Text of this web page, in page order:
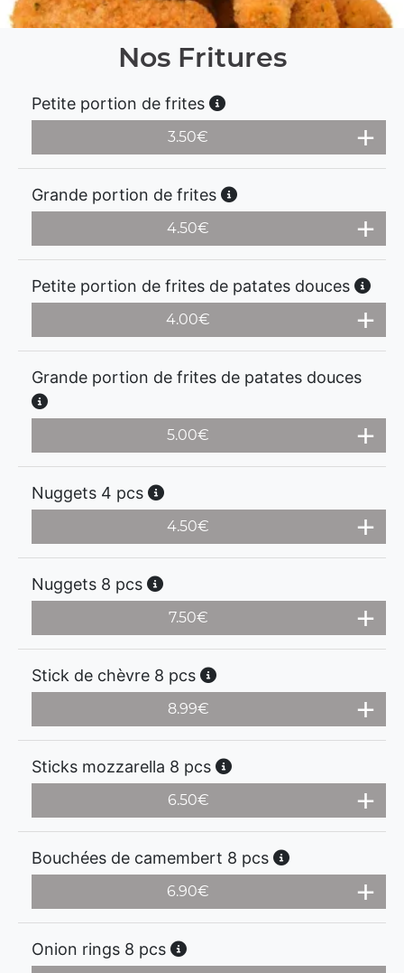
Nos Fritures
Petite portion de frites
3.50€
Grande portion de frites
4.50€
Petite portion de frites de patates douces
4.00€
Grande portion de frites de patates douces
5.00€
Nuggets 4 pcs
4.50€
Nuggets 8 pcs
7.50€
Stick de chèvre 8 pcs
8.99€
Sticks mozzarella 8 pcs
6.50€
Bouchées de camembert 8 pcs
6.90€
Onion rings 8 pcs